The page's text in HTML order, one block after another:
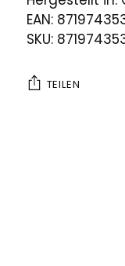
EAN:
SKU:
TEILEN